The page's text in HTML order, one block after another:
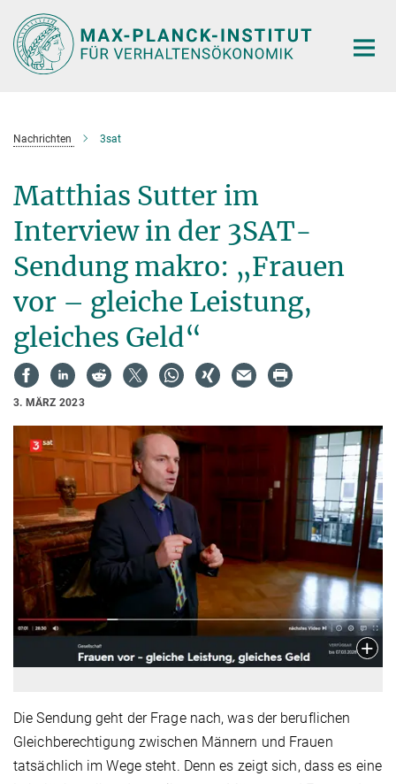
Hauptinhalt
Nachrichten 3sat
Matthias Sutter im
Interview in der 3SAT-
Sendung makro: „Frauen
vor – gleiche Leistung,
gleiches Geld“
3. MÄRZ 2023
Die Sendung geht der Frage nach, was der beruflichen
Gleichberechtigung zwischen Männern und Frauen
tatsächlich im Wege steht. Denn es zeigt sich, dass es eine